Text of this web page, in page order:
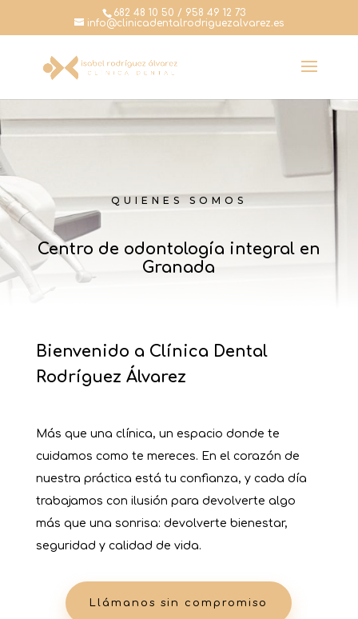
682 48 10 50 / 958 49 12 73
info@clinicadentalrodriguezalvarez.es
QUIENES SOMOS
Centro de odontología integral en
Granada
Bienvenido a Clínica Dental
Rodríguez Álvarez
Más que una clínica, un espacio donde te
cuidamos como te mereces. En el corazón de
nuestra práctica está tu confianza, y cada día
trabajamos con ilusión para devolverte algo
más que una sonrisa: devolverte bienestar,
seguridad y calidad de vida.
Llámanos sin compromiso